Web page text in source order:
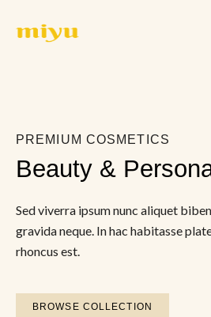
PREMIUM COSMETICS
Beauty &
Sed viverra ipsum nunc aliquet
gravida neque. In hac habitasse
rhoncus est.
BROWSE COLLECTION